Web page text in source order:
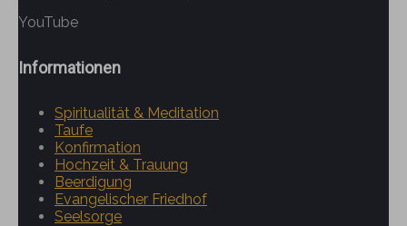
YouTube
Informationen
Spiritualität & Meditation
Taufe
Konfirmation
Hochzeit & Trauung
Beerdigung
Evangelischer Friedhof
Seelsorge